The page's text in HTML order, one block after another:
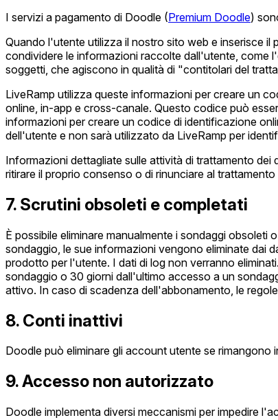
I servizi a pagamento di Doodle (Premium Doodle)
Quando l'utente utilizza il nostro sito web e inserisce
condividere le informazioni raccolte dall'utente, come
soggetti, che agiscono in qualità di "contitolari del
LiveRamp utilizza queste informazioni per creare un
online, in-app e cross-canale. Questo codice può
informazioni per creare un codice di identificazione
dell'utente e non sarà utilizzato da LiveRamp per
Informazioni dettagliate sulle attività di trattamento
ritirare il proprio consenso o di rinunciare al
7. Scrutini obsoleti e completati
È possibile eliminare manualmente i sondaggi obsoleti
sondaggio, le sue informazioni vengono eliminate dai
prodotto per l'utente. I dati di log non verranno
sondaggio o 30 giorni dall'ultimo accesso a un
attivo. In caso di scadenza dell'abbonamento, le
8. Conti inattivi
Doodle può eliminare gli account utente se
9. Accesso non autorizzato
Doodle implementa diversi meccanismi per impedire